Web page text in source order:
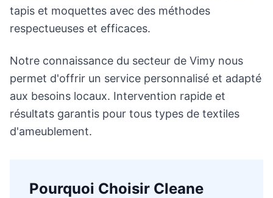
tapis et moquettes avec des méthodes
respectueuses et efficaces.
Notre connaissance du secteur de Vimy nous
permet d'offrir un service personnalisé et adapté
aux besoins locaux. Intervention rapide et
résultats garantis pour tous types de textiles
d'ameublement.
Pourquoi Choisir Cleane